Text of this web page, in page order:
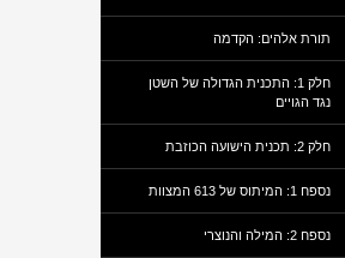
תורת אלהים: הקדמה
חלק 1: התכנית הגדולה של השטן
נגד הגויים
חלק 2: תכנית הישועה הכוזבת
נספח 1: המיתוס של 613 המצוות
נספח 2: המילה והנוצרי